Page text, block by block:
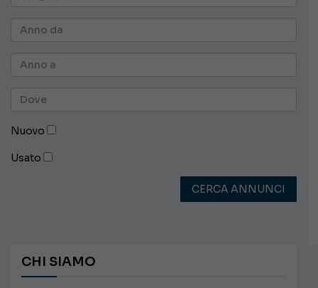
Nuovo
Usato
CERCA ANNUNCI
CHI SIAMO